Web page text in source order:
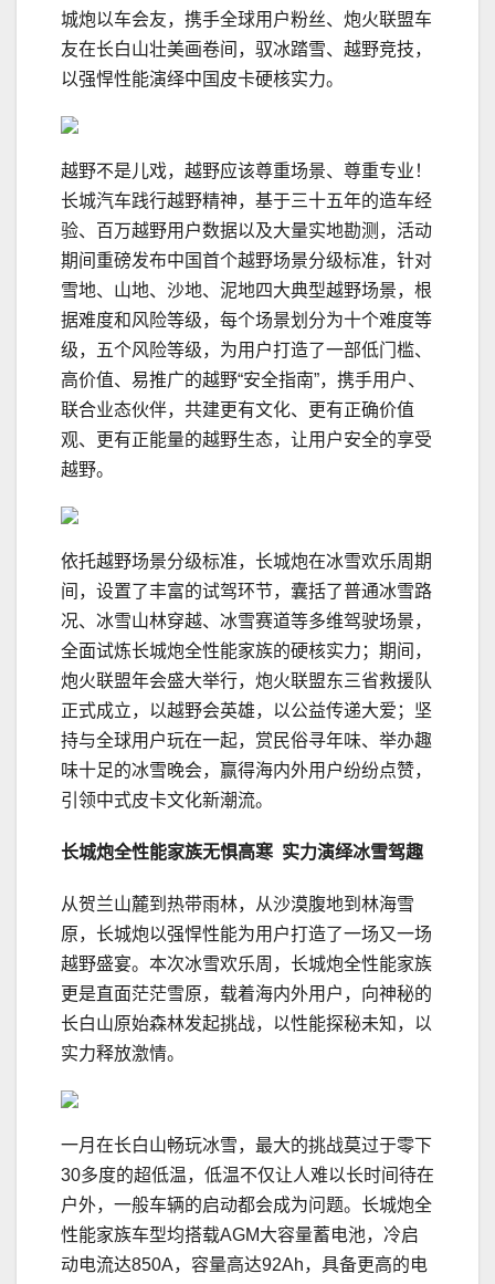
城炮以车会友，携手全球用户粉丝、炮火联盟车
友在长白山壮美画卷间，驭冰踏雪、越野竞技，
以强悍性能演绎中国皮卡硬核实力。
越野不是儿戏，越野应该尊重场景、尊重专业！
长城汽车践行越野精神，基于三十五年的造车经
验、百万越野用户数据以及大量实地勘测，活动
期间重磅发布中国首个越野场景分级标准，针对
雪地、山地、沙地、泥地四大典型越野场景，根
据难度和风险等级，每个场景划分为十个难度等
级，五个风险等级，为用户打造了一部低门槛、
高价值、易推广的越野“安全指南”，携手用户、
联合业态伙伴，共建更有文化、更有正确价值
观、更有正能量的越野生态，让用户安全的享受
越野。
依托越野场景分级标准，长城炮在冰雪欢乐周期
间，设置了丰富的试驾环节，囊括了普通冰雪路
况、冰雪山林穿越、冰雪赛道等多维驾驶场景，
全面试炼长城炮全性能家族的硬核实力；期间，
炮火联盟年会盛大举行，炮火联盟东三省救援队
正式成立，以越野会英雄，以公益传递大爱；坚
持与全球用户玩在一起，赏民俗寻年味、举办趣
味十足的冰雪晚会，赢得海内外用户纷纷点赞，
引领中式皮卡文化新潮流。
长城炮全性能家族无惧高寒 实力演绎冰雪驾趣
从贺兰山麓到热带雨林，从沙漠腹地到林海雪
原，长城炮以强悍性能为用户打造了一场又一场
越野盛宴。本次冰雪欢乐周，长城炮全性能家族
更是直面茫茫雪原，载着海内外用户，向神秘的
长白山原始森林发起挑战，以性能探秘未知，以
实力释放激情。
一月在长白山畅玩冰雪，最大的挑战莫过于零下
30多度的超低温，低温不仅让人难以长时间待在
户外，一般车辆的启动都会成为问题。长城炮全
性能家族车型均搭载AGM大容量蓄电池，冷启
动电流达850A，容量高达92Ah，具备更高的电